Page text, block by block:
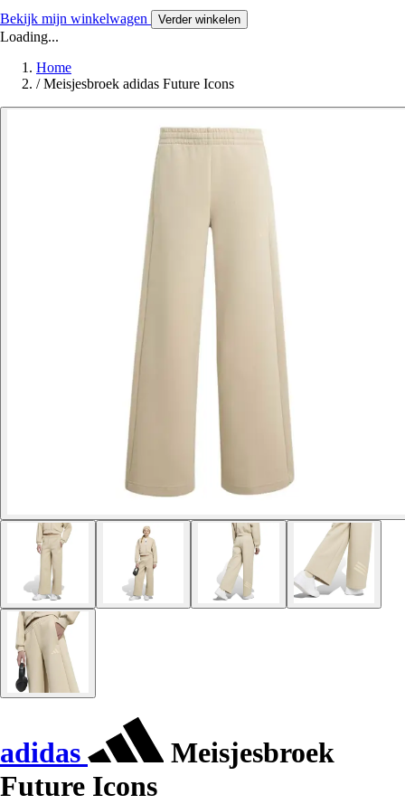
Bekijk mijn winkelwagen Verder winkelen
Loading...
Home
/ Meisjesbroek adidas Future Icons
adidas
Meisjesbroek
Future Icons